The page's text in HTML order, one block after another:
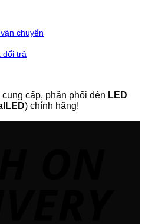
chuyển
đổi trả
cấp, phân phối đèn LED
) chính hãng!